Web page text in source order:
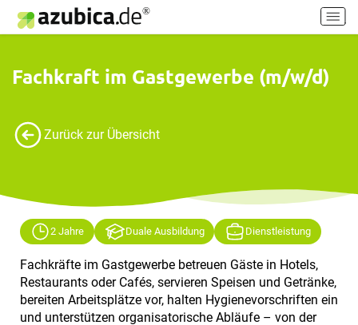
H
a
p
t
i
-
/
u
s
Fachkraft im Gastgewerbe (m/w/d)
Zurück zur Übersicht
2 Jahre Duale Ausbildung Dienstleistung
Fachkräfte im Gastgewerbe betreuen Gäste in Hotels,
Restaurants oder Cafés, servieren Speisen und Getränke,
bereiten Arbeitsplätze vor, halten Hygienevorschriften ein
und unterstützen organisatorische Abläufe – von der